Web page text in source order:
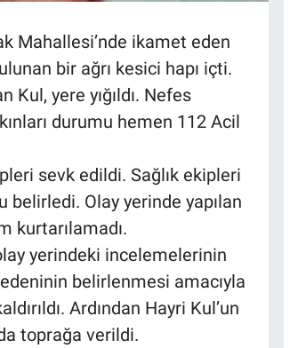
Mahallesi’nde ikamet eden
bir ağrı kesici hapı içti.
Kul, yere yığıldı. Nefes
durumu hemen 112 Acil
sevk edildi. Sağlık ekipleri
belirledi. Olay yerinde yapılan
kurtarılamadı.
yerindeki incelemelerinin
belirlenmesi amacıyla
Ardından Hayri Kul’un
toprağa verildi.